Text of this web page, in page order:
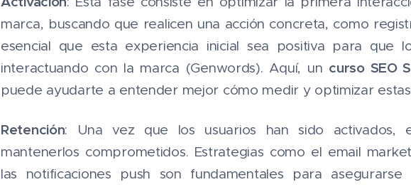
marca, buscando que realicen una acción concreta, como
esencial que esta experiencia inicial sea positiva para que
interactuando con la marca ​(Genwords). Aquí, un curso SEO
puede ayudarte a entender mejor cómo medir y optimizar
Retención: Una vez que los usuarios han sido activados,
mantenerlos comprometidos. Estrategias como el email
las notificaciones push son fundamentales para